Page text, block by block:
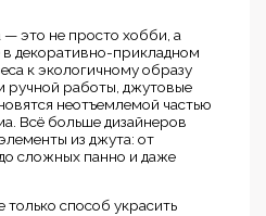
— это не просто хобби, а
декоративно-прикладном
к экологичному образу
ручной работы, джутовые
неотъемлемой частью
Всё больше дизайнеров
из джута: от
сложных панно и даже
только способ украсить